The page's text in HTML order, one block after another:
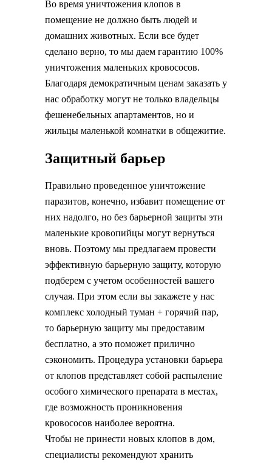
Во время уничтожения клопов в
помещение не должно быть людей и
домашних животных. Если все будет
сделано верно, то мы даем гарантию 100%
уничтожения маленьких кровососов.
Благодаря демократичным ценам заказать у
нас обработку могут не только владельцы
фешенебельных апартаментов, но и
жильцы маленькой комнатки в общежитие.
Защитный барьер
Правильно проведенное уничтожение
паразитов, конечно, избавит помещение от
них надолго, но без барьерной защиты эти
маленькие кровопийцы могут вернуться
вновь. Поэтому мы предлагаем провести
эффективную барьерную защиту, которую
подберем с учетом особенностей вашего
случая. При этом если вы закажете у нас
комплекс холодный туман + горячий пар,
то барьерную защиту мы предоставим
бесплатно, а это поможет прилично
сэкономить. Процедура установки барьера
от клопов представляет собой распыление
особого химического препарата в местах,
где возможность проникновения
кровососов наиболее вероятна.
Чтобы не принести новых клопов в дом,
специалисты рекомендуют хранить